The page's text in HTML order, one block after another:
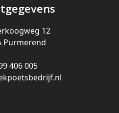
12
Purmerend
406 005